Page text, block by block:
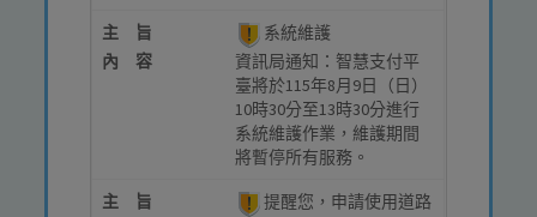
主 旨
系統維護
內 容
資訊局通知：智慧支付平
臺將於115年8月9日（日）
10時30分至13時30分進行
系統維護作業，維護期間
將暫停所有服務。
主 旨
提醒您，申請使用道路